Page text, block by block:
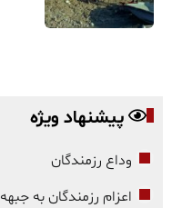
پیشنهاد ویژه
وداع رزمندگان
اعزام رزمندگان به جبهه